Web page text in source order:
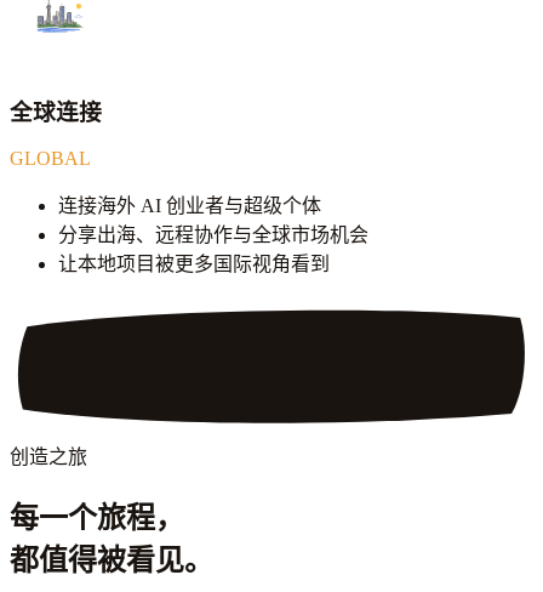
全球连接
GLOBAL
连接海外 AI 创业者与超级个体
分享出海、远程协作与全球市场机会
让本地项目被更多国际视角看到
创造之旅
每一个旅程，
都值得被看见。